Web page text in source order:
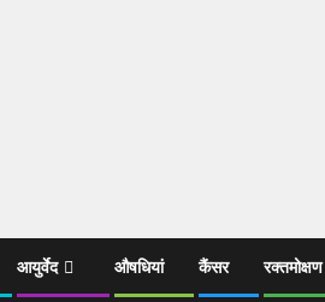
आयुर्वेद औषधियां कैंसर रक्तमोक्षण